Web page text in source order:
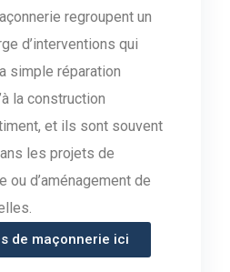
regroupent un
d’interventions qui
simple réparation
la construction
et ils sont souvent
les projets de
ou d’aménagement de
de maçonnerie ici